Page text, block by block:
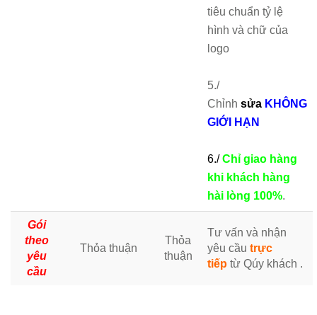
tiêu chuẩn tỷ lệ
hình và chữ của
logo
5./
Chỉnh sửa KHÔNG
GIỚI HẠN
6./ Chỉ giao hàng
khi khách hàng
hài lòng 100%.
Gói
theo
yêu
cầu
Thỏa thuận
Thỏa
thuận
Tư vấn và nhận
yêu cầu trực
tiếp từ Qúy khách .